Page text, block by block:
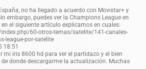
no ha llegado a acuerdo con Movistar+ y
embargo, puedes ver la Champions League en
el siguiente artículo explicamos en cuales:
60-otros-temas/satelite/141-canales-
league-por-satelite
18:51
mi iris 8600 hd para ver el partidazo y el bien
donde descargarme la actualización. Muchas